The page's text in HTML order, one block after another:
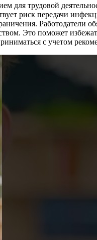
для трудовой
риск передачи
Работодатели
Это поможет
с учетом